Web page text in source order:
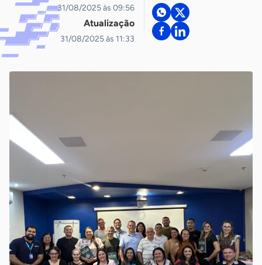
31/08/2025 às 09:56
Atualização
31/08/2025 às 11:33